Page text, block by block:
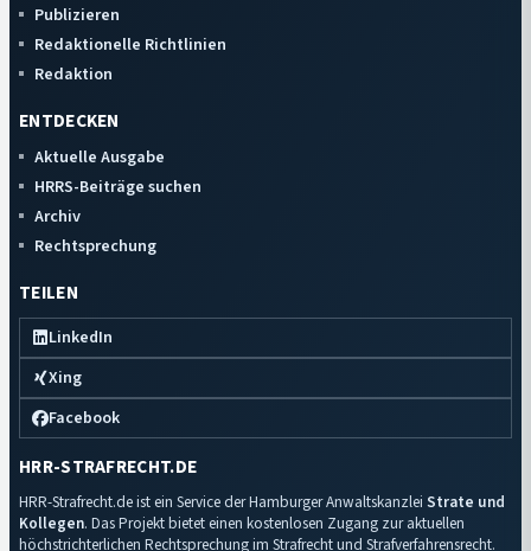
Publizieren
Redaktionelle Richtlinien
Redaktion
ENTDECKEN
Aktuelle Ausgabe
HRRS-Beiträge suchen
Archiv
Rechtsprechung
TEILEN
LinkedIn
Xing
Facebook
HRR-STRAFRECHT.DE
HRR-Strafrecht.de ist ein Service der Hamburger Anwaltskanzlei Strate und
Kollegen. Das Projekt bietet einen kostenlosen Zugang zur aktuellen
höchstrichterlichen Rechtsprechung im Strafrecht und Strafverfahrensrecht.